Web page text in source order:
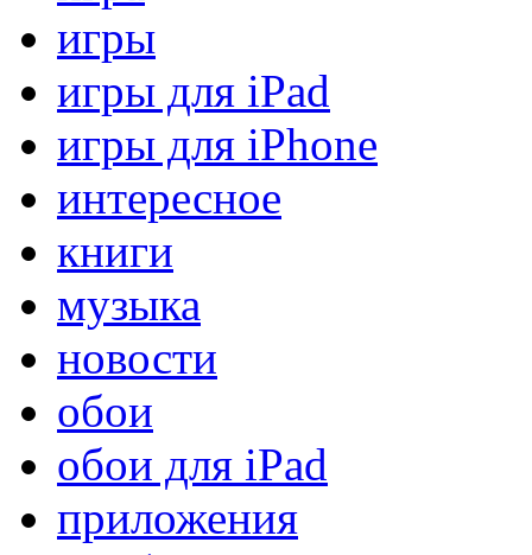
игры
игры для iPad
игры для iPhone
интересное
книги
музыка
новости
обои
обои для iPad
приложения